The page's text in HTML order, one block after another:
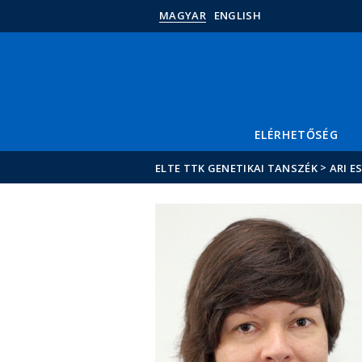
MAGYAR ENGLISH
ELÉRHETŐSÉG
ELTE TTK GENETIKAI TANSZÉK > ARI